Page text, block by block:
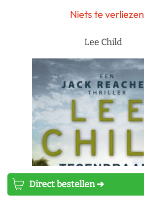
Direct bestellen ➔
Niets te verliezen
Lee Child